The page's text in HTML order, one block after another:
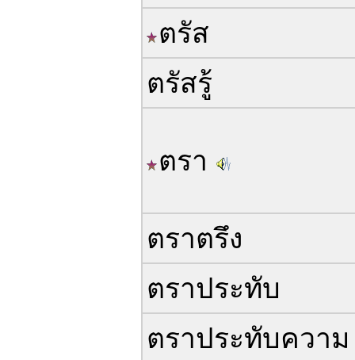
ตรัส
ตรัสรู้
ตรา
ตราตรึง
ตราประทับ
ตราประทับความ